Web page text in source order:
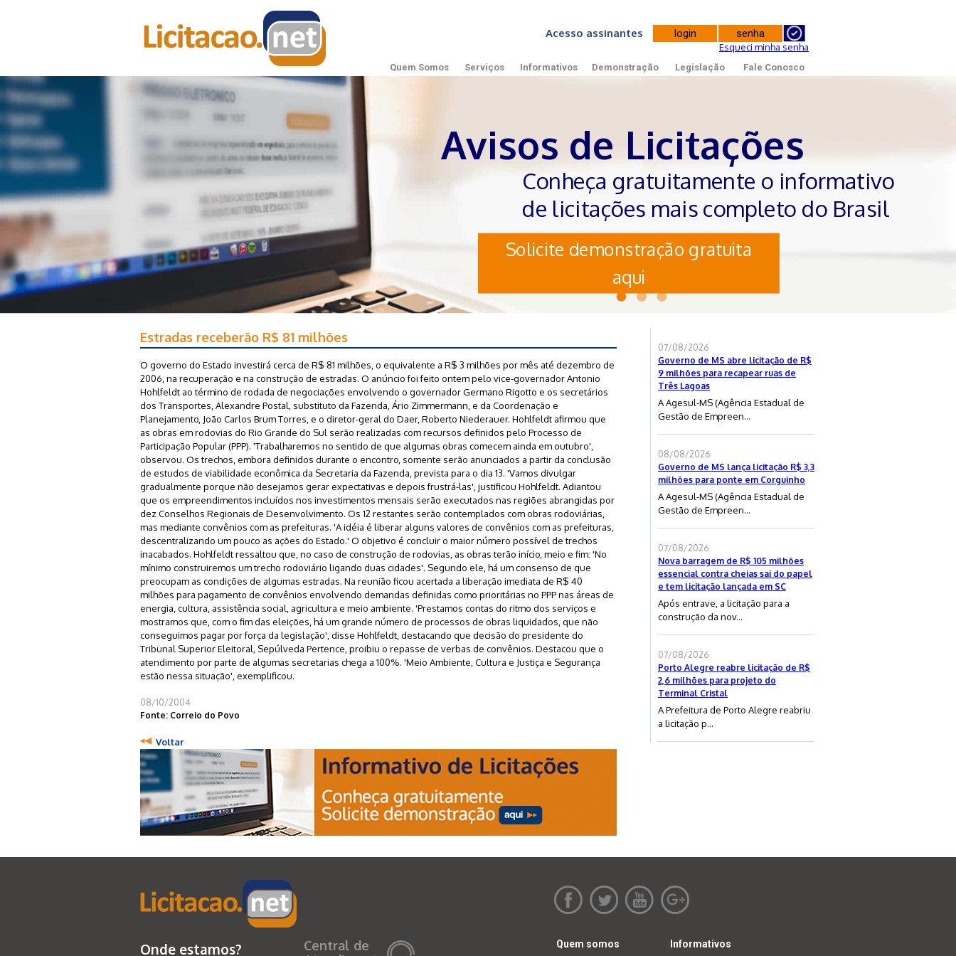
Acesso assinantes
Esqueci minha senha
Quem Somos Serviços Informativos Demonstração Legislação Fale Conosco
Avisos de Licitações
Conheça gratuitamente o informativo
de licitações mais completo do Brasil
Solicite demonstração gratuita
aqui
Estradas receberão R$ 81 milhões
O governo do Estado investirá cerca de R$ 81 milhões, o equivalente a R$ 3 milhões por mês até dezembro de
2006, na recuperação e na construção de estradas. O anúncio foi feito ontem pelo vice-governador Antonio
Hohlfeldt ao término de rodada de negociações envolvendo o governador Germano Rigotto e os secretários
dos Transportes, Alexandre Postal, substituto da Fazenda, Ário Zimmermann, e da Coordenação e
Planejamento, João Carlos Brum Torres, e o diretor-geral do Daer, Roberto Niederauer. Hohlfeldt afirmou que
as obras em rodovias do Rio Grande do Sul serão realizadas com recursos definidos pelo Processo de
Participação Popular (PPP). 'Trabalharemos no sentido de que algumas obras comecem ainda em outubro',
observou. Os trechos, embora definidos durante o encontro, somente serão anunciados a partir da conclusão
de estudos de viabilidade econômica da Secretaria da Fazenda, prevista para o dia 13. 'Vamos divulgar
gradualmente porque não desejamos gerar expectativas e depois frustrá-las', justificou Hohlfeldt. Adiantou
que os empreendimentos incluídos nos investimentos mensais serão executados nas regiões abrangidas por
dez Conselhos Regionais de Desenvolvimento. Os 12 restantes serão contemplados com obras rodoviárias,
mas mediante convênios com as prefeituras. 'A idéia é liberar alguns valores de convênios com as prefeituras,
descentralizando um pouco as ações do Estado.' O objetivo é concluir o maior número possível de trechos
inacabados. Hohlfeldt ressaltou que, no caso de construção de rodovias, as obras terão início, meio e fim: 'No
mínimo construiremos um trecho rodoviário ligando duas cidades'. Segundo ele, há um consenso de que
preocupam as condições de algumas estradas. Na reunião ficou acertada a liberação imediata de R$ 40
milhões para pagamento de convênios envolvendo demandas definidas como prioritárias no PPP nas áreas de
energia, cultura, assistência social, agricultura e meio ambiente. 'Prestamos contas do ritmo dos serviços e
mostramos que, com o fim das eleições, há um grande número de processos de obras liquidados, que não
conseguimos pagar por força da legislação', disse Hohlfeldt, destacando que decisão do presidente do
Tribunal Superior Eleitoral, Sepúlveda Pertence, proibiu o repasse de verbas de convênios. Destacou que o
atendimento por parte de algumas secretarias chega a 100%. 'Meio Ambiente, Cultura e Justiça e Segurança
estão nessa situação', exemplificou.
08/10/2004
Fonte: Correio do Povo
Voltar
07/08/2026
Governo de MS abre licitação de R$
9 milhões para recapear ruas de
Três Lagoas
A Agesul-MS (Agência Estadual de
Gestão de Empreen...
08/08/2026
Governo de MS lança licitação R$ 3,3
milhões para ponte em Corguinho
A Agesul-MS (Agência Estadual de
Gestão de Empreen...
07/08/2026
Nova barragem de R$ 105 milhões
essencial contra cheias sai do papel
e tem licitação lançada em SC
Após entrave, a licitação para a
construção da nov...
07/08/2026
Porto Alegre reabre licitação de R$
2,6 milhões para projeto do
Terminal Cristal
A Prefeitura de Porto Alegre reabriu
a licitação p...
Onde estamos?
Central de
Quem somos Informativos